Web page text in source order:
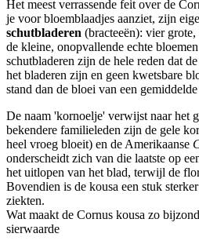
Het meest verrassende feit over de
je voor bloemblaadjes aanziet, zijn
schutbladeren (bracteeën): vier
de kleine, onopvallende echte
schutbladeren zijn de hele reden dat
het bladeren zijn en geen kwetsbare
stand dan de bloei van een
De naam 'kornoelje' verwijst naar het
bekendere familieleden zijn de gele
heel vroeg bloeit) en de Amerikaanse
onderscheidt zich van die laatste op
het uitlopen van het blad, terwijl de
Bovendien is de kousa een stuk
ziekten.
Wat maakt de Cornus kousa zo
sierwaarde